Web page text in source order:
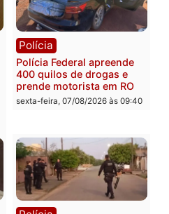
Política
Eleições 2026: Pastor
Evanildo pode ser o
primeiro pastor de
Rondônia na Câmara
Federal
sexta-feira, 07/08/2026 às